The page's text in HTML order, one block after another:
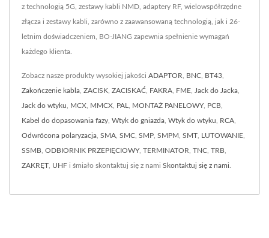
z technologią 5G, zestawy kabli NMD, adaptery RF, wielowspółrzędne
złącza i zestawy kabli, zarówno z zaawansowaną technologią, jak i 26-
letnim doświadczeniem, BO-JIANG zapewnia spełnienie wymagań
każdego klienta.
Zobacz nasze produkty wysokiej jakości ADAPTOR BNC BT43
Zakończenie kabla ZACISK ZACISKAĆ FAKRA FME Jack do Jacka
Jack do wtyku MCX MMCX PAL MONTAŻ PANELOWY, PCB
Kabel do dopasowania fazy Wtyk do gniazda Wtyk do wtyku RCA
Odwrócona polaryzacja SMA SMC SMP SMPM SMT LUTOWANIE
SSMB ODBIORNIK PRZEPIĘCIOWY, TERMINATOR TNC TRB
ZAKRĘT UHF i śmiało skontaktuj się z nami Skontaktuj się z nami